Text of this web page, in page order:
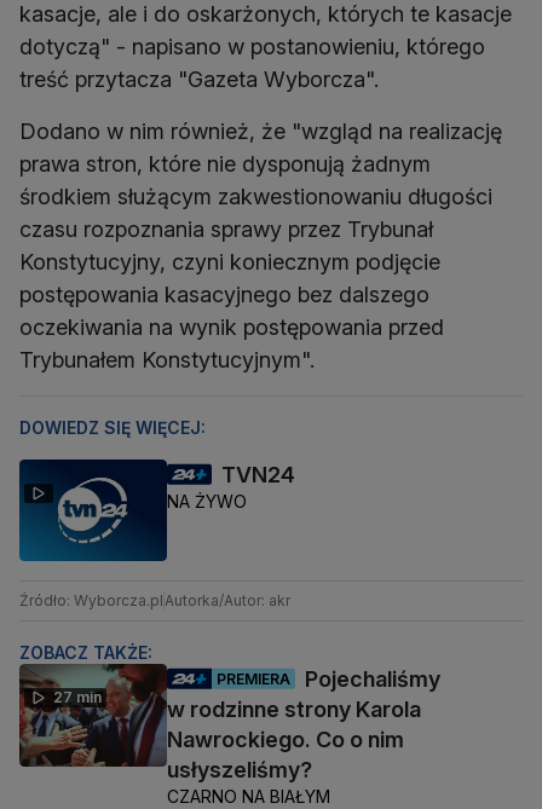
kasacje, ale i do oskarżonych, których te kasacje
dotyczą" - napisano w postanowieniu, którego
treść przytacza "Gazeta Wyborcza".
Dodano w nim również, że "wzgląd na realizację
prawa stron, które nie dysponują żadnym
środkiem służącym zakwestionowaniu długości
czasu rozpoznania sprawy przez Trybunał
Konstytucyjny, czyni koniecznym podjęcie
postępowania kasacyjnego bez dalszego
oczekiwania na wynik postępowania przed
Trybunałem Konstytucyjnym".
DOWIEDZ SIĘ WIĘCEJ:
TVN24
NA ŻYWO
Źródło: Wyborcza.plAutorka/Autor: akr
ZOBACZ TAKŻE:
27 min
PREMIERA
Pojechaliśmy
w rodzinne strony Karola
Nawrockiego. Co o nim
usłyszeliśmy?
CZARNO NA BIAŁYM